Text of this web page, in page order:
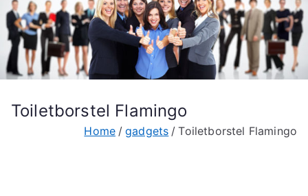
Toiletborstel Flamingo
Home gadgets Toiletborstel Flamingo